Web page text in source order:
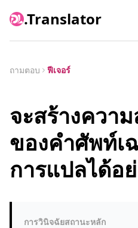
.Translator
ถามตอบ ฟีเจอร์
จะสร้างควา
ของคำศัพท์เ
การแปลได้อ
การวินิจฉัยสถานะหลัก